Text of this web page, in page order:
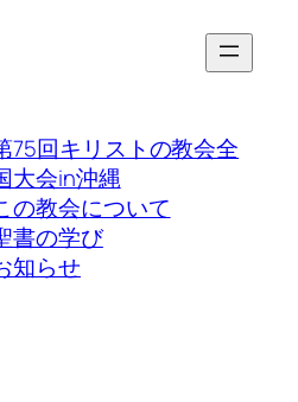
75回キリストの教会全
大会in沖縄
の教会について
書の学び
知らせ